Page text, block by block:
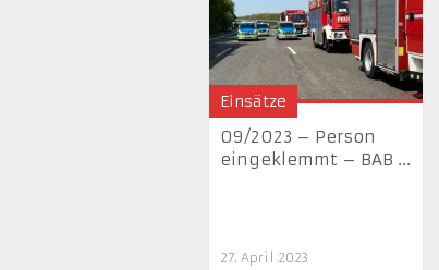
Einsätze
09/2023 – Person
eingeklemmt – BAB ...
27. April 2023